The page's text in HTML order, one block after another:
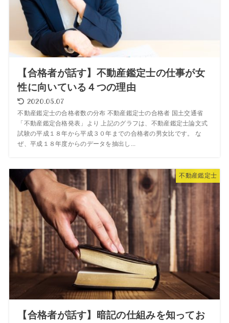
【合格者が話す】不動産鑑定士の仕事が女
性に向いている４つの理由
2020.05.07
不動産鑑定士の合格者数の分布 不動産鑑定士の合格者 国土交通省
「不動産鑑定合格発表」より 上記のグラフは、不動産鑑定士論文式
試験の平成１８年から平成３０年までの合格者の男女比です。 な
ぜ、平成１８年度からのデータを抽出し...
不動産鑑定士
【合格者が話す】暗記の仕組みを知ってお